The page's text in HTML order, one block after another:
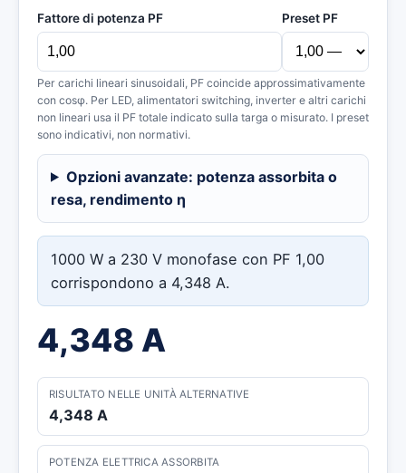
Fattore di potenza PF Preset PF
Per carichi lineari sinusoidali, PF coincide approssimativamente
con cosφ. Per LED, alimentatori switching, inverter e altri carichi
non lineari usa il PF totale indicato sulla targa o misurato. I preset
sono indicativi, non normativi.
Opzioni avanzate: potenza assorbita o
resa, rendimento η
1000 W a 230 V monofase con PF 1,00
corrispondono a 4,348 A.
4,348 A
RISULTATO NELLE UNITÀ ALTERNATIVE
4,348 A
POTENZA ELETTRICA ASSORBITA